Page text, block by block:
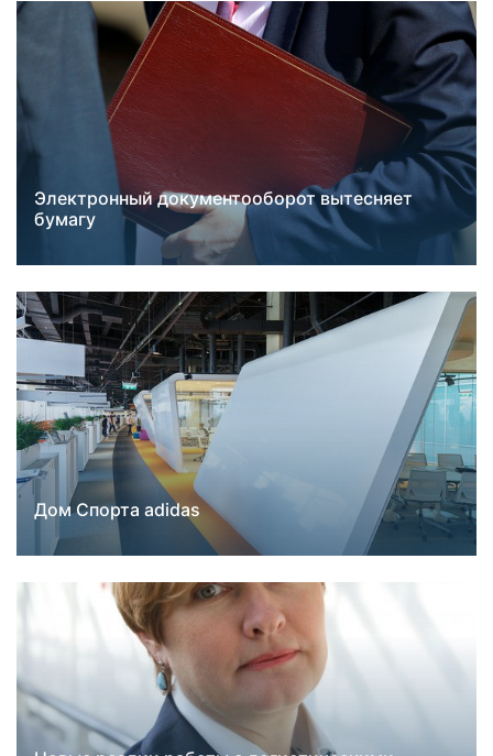
Лучшие практики
Новости
Электронный документооборот вытесняет
бумагу
Лучшие практики
Дом Спорта adidas